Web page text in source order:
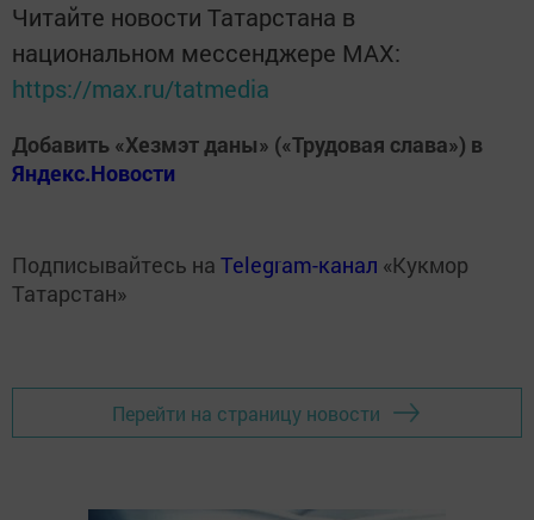
Читайте новости Татарстана в
национальном мессенджере MАХ:
https://max.ru/tatmedia
Добавить «Хезмэт даны» («Трудовая слава») в
Яндекс.Новости
Подписывайтесь на Telegram-канал «Кукмор
Татарстан»
Перейти на страницу новости